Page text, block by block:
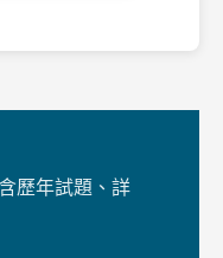
歷年試題、詳